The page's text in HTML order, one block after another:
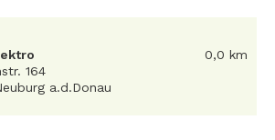
164
a.d.Donau
0,0 km